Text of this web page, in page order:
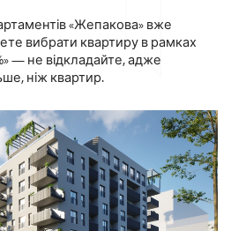
«Жепакова» вже
вибрати квартиру в рамках
— не відкладайте, адже
ніж квартир.